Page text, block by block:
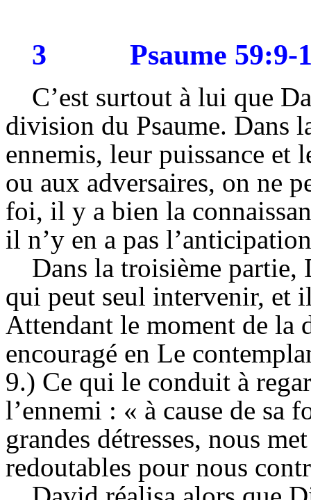
3 Psaume 59:9-
C’est surtout à lui que
division du Psaume. Dans
ennemis, leur puissance et
ou aux adversaires, on ne
foi, il y a bien la
il n’y en a pas
Dans la troisième partie,
qui peut seul intervenir, et
Attendant le moment de la
encouragé en Le
9.) Ce qui le conduit à
l’ennemi : « à cause de sa
grandes détresses, nous
redoutables pour nous